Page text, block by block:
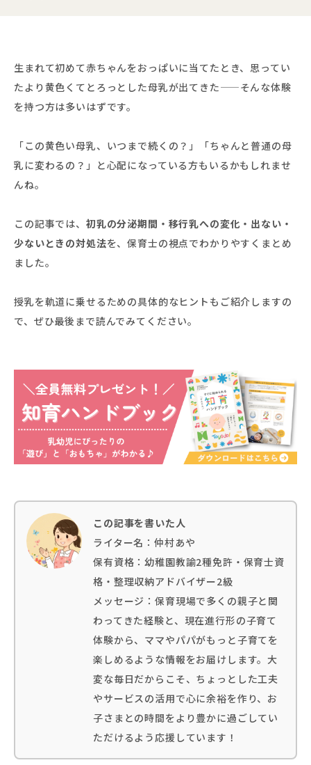
生まれて初めて赤ちゃんをおっぱいに当てたとき、思ってい
たより黄色くてとろっとした母乳が出てきた——そんな体験
を持つ方は多いはずです。
「この黄色い母乳、いつまで続くの？」「ちゃんと普通の母
乳に変わるの？」と心配になっている方もいるかもしれませ
んね。
この記事では、 初乳の分泌期間・移行乳への変化・出ない・
少ないときの対処法を、保育士の視点でわかりやすくまとめ
ました。
授乳を軌道に乗せるための具体的なヒントもご紹介しますの
で、ぜひ最後まで読んでみてください。
この記事を書いた人
ライター名：仲村あや
保有資格：幼稚園教諭2種免許・保育士資
格・整理収納アドバイザー2級
メッセージ：保育現場で多くの親子と関
わってきた経験と、現在進行形の子育て
体験から、ママやパパがもっと子育てを
楽しめるような情報をお届けします。大
変な毎日だからこそ、ちょっとした工夫
やサービスの活用で心に余裕を作り、お
子さまとの時間をより豊かに過ごしてい
ただけるよう応援しています！